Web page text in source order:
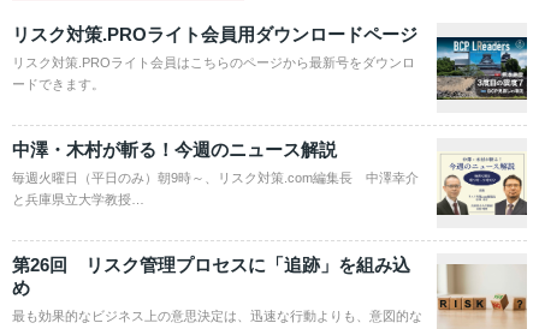
リスク対策.PROライト会員用ダウンロードページ
リスク対策.PROライト会員はこちらのページから最新号をダウンロ
ードできます。
中澤・木村が斬る！今週のニュース解説
毎週火曜日（平日のみ）朝9時～、リスク対策.com編集長 中澤幸介
と兵庫県立大学教授…
第26回 リスク管理プロセスに「追跡」を組み込
め
最も効果的なビジネス上の意思決定は、迅速な行動よりも、意図的な